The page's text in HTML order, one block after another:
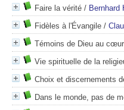
Faire la vérité / Bernhard
Fidèles à l'Évangile /
Témoins de Dieu au
Vie spirituelle de la
Choix et discernements
Dans le monde, pas de